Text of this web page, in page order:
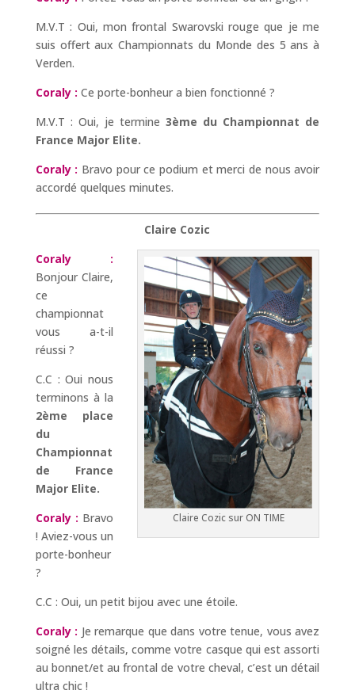
M.V.T : Oui, mon frontal Swarovski rouge que je me
suis offert aux Championnats du Monde des 5 ans à
Verden.
Coraly : Ce porte-bonheur a bien fonctionné ?
M.V.T : Oui, je termine3ème du Championnat de
France Major Elite.
Coraly : Bravo pour ce podium et merci de nous avoir
accordé quelques minutes.
Claire Cozic
Claire Cozic sur ON TIME
Coraly :
Bonjour Claire,
ce
championnat
vous a-t-il
réussi ?
C.C : Oui nous
terminons à la
2ème place
du
Championnat
de France
Major Elite.
Coraly : Bravo
! Aviez-vous un
porte-bonheur
?
C.C : Oui, un petit bijou avec une étoile.
Coraly : Je remarque que dans votre tenue, vous avez
soigné les détails, comme votre casque qui est assorti
au bonnet/et au frontal de votre cheval, c’est un détail
ultra chic !